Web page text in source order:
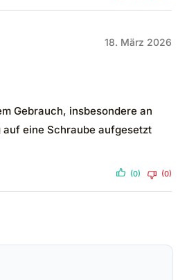
18. März 2026
Gebrauch, insbesondere an
auf eine Schraube aufgesetzt
(0) (0)